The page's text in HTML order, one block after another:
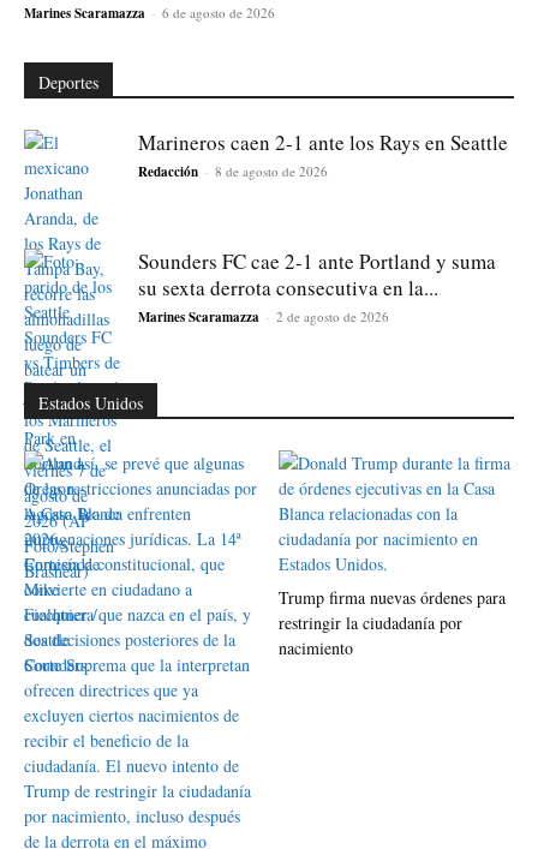
Marines Scaramazza - 6 de agosto de 2026
Deportes
Marineros caen 2-1 ante los Rays en Seattle
Redacción - 8 de agosto de 2026
Sounders FC cae 2-1 ante Portland y suma
su sexta derrota consecutiva en la...
Marines Scaramazza - 2 de agosto de 2026
Estados Unidos
Trump firma nuevas órdenes para
restringir la ciudadanía por
nacimiento